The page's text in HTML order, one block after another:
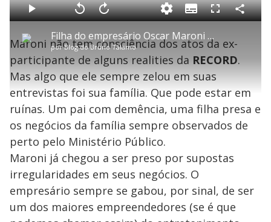
P
l
a
y
V
Filha do empresário Oscar Maroni é presa por tráfico de drogas no bloco da Claudia Leitte na Bahia
porBlog do Bruno Tálamo
P V
t
a
r
1
0
g
n
d
s
A
n
ç
a
r
0
s
e
u
n
o
s
M
u
d
o
o
a
d
e
:
2
.
7
%
S
u
b
i
t
l
F
s
c
r
e
n
C
o
Maroni não tem consciência dos atos da ex-
participante de alguns realities da RECORD.
Mas algo que ele sempre zelou em suas
entrevistas foi sua família. Que pode estar em
ruínas. Um pai com demência, uma filha presa e
os negócios da família sempre observados de
perto pelo Ministério Público.
Maroni já chegou a ser preso por supostas
irregularidades em seus negócios. O
empresário sempre se gabou, por sinal, de ser
um dos maiores empreendedores (se é que